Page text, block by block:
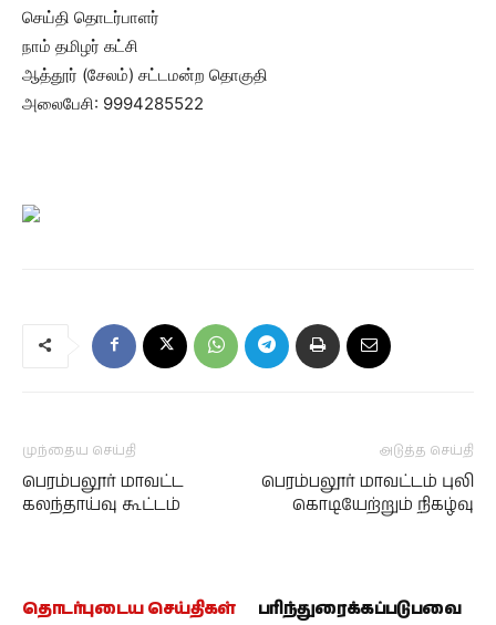
செய்தி தொடர்பாளர்
நாம் தமிழர் கட்சி
ஆத்தூர் (சேலம்) சட்டமன்ற தொகுதி
அலைபேசி: 9994285522
முந்தைய செய்தி
பெரம்பலூர் மாவட்ட
கலந்தாய்வு கூட்டம்
அடுத்த செய்தி
பெரம்பலூர் மாவட்டம் புலி
கொடியேற்றும் நிகழ்வு
தொடர்புடைய செய்திகள் பரிந்துரைக்கப்படுபவை